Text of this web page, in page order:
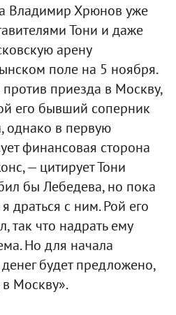
Владимир Хрюнов уже
Тони и даже
арену
поле на 5 ноября.
приезда в Москву,
его бывший соперник
в первую
финансовая сторона
— цитирует Тони
бы Лебедева, но пока
драться с ним. Рой его
так что надрать ему
Но для начала
будет предложено,
Москву».